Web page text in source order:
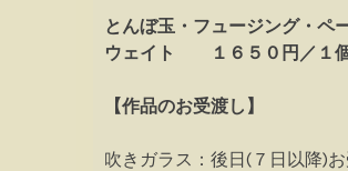
とんぼ玉・フュージング・ペ
ウェイト １６５０円／１
【作品のお受渡し】
吹きガラス：後日(７日以降)